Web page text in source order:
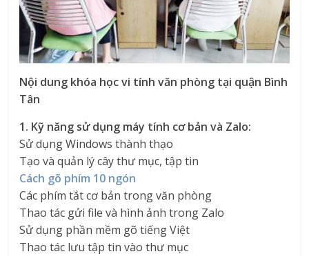
Nội dung khóa học vi tính văn phòng tại quận Bình
Tân
1. Kỹ năng sử dụng máy tính cơ bản và Zalo:
Sử dụng Windows thành thạo
Tạo và quản lý cây thư mục, tập tin
Cách gõ phím 10 ngón
Các phím tắt cơ bản trong văn phòng
Thao tác gửi file và hình ảnh trong Zalo
Sử dụng phần mềm gõ tiếng Việt
Thao tác lưu tập tin vào thư mục